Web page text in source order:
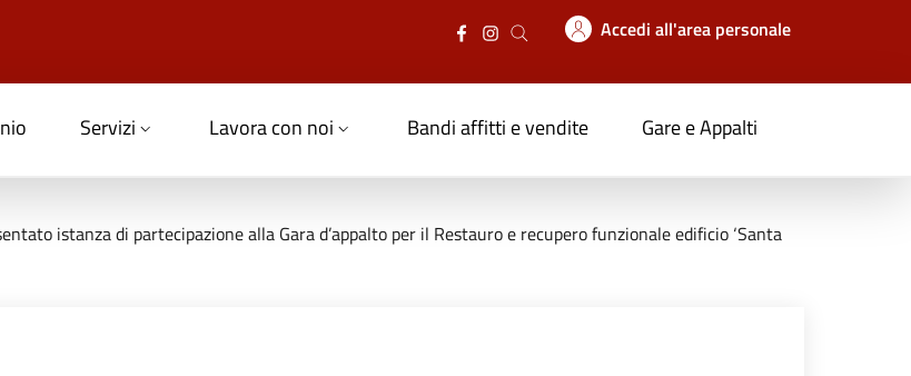
Accedi all'area personale
Servizi Lavora con noi Bandi affitti e vendite Gare e Appalti
istanza di partecipazione alla Gara d’appalto per il Restauro e recupero funzionale edificio ‘Santa